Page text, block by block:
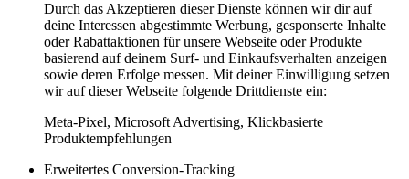
Durch das Akzeptieren dieser Dienste können wir dir auf
deine Interessen abgestimmte Werbung, gesponserte Inhalte
oder Rabattaktionen für unsere Webseite oder Produkte
basierend auf deinem Surf- und Einkaufsverhalten anzeigen
sowie deren Erfolge messen. Mit deiner Einwilligung setzen
wir auf dieser Webseite folgende Drittdienste ein:
Meta-Pixel, Microsoft Advertising, Klickbasierte
Produktempfehlungen
Erweitertes Conversion-Tracking